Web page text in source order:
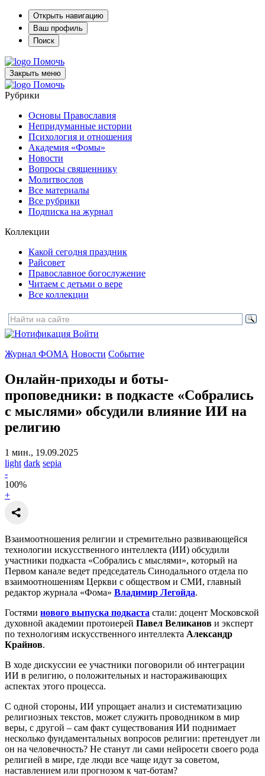
Открыть навигацию
Ваш профиль
Поиск
Помочь
Закрыть меню
Помочь
Рубрики
Основы Православия
Непридуманные истории
Психология и отношения
Академия «Фомы»
Новости
Вопросы священнику
Молитвослов
Все материалы
Все рубрики
Подписка на журнал
Коллекции
Какой сегодня праздник
Райсовет
Православное богослужение
Читаем с детьми о вере
Все коллекции
Войти
Журнал ФОМА Новости Событие
Онлайн-приходы и боты-
проповедники: в подкасте «Собрались
с мыслями» обсудили влияние ИИ на
религию
1 мин., 19.09.2025
light dark sepia
-
100%
+
Взаимоотношения религии и стремительно развивающейся
технологии искусственного интеллекта (ИИ) обсудили
участники подкаста «Собрались с мыслями», который на
Первом канале ведет председатель Синодального отдела по
взаимоотношениям Церкви с обществом и СМИ, главный
редактор журнала «Фома» Владимир Легойда.
Гостями нового выпуска подкаста стали: доцент Московской
духовной академии протоиерей Павел Великанов и эксперт
по технологиям искусственного интеллекта Александр
Крайнов.
В ходе дискуссии ее участники поговорили об интеграции
ИИ в религию, о положительных и настораживающих
аспектах этого процесса.
С одной стороны, ИИ упрощает анализ и систематизацию
религиозных текстов, может служить проводником в мир
веры, с другой – сам факт существования ИИ поднимает
несколько фундаментальных вопросов религии: претендует ли
он на человечность? Не станут ли сами нейросети своего рода
религией в мире, где люди все чаще идут за советом,
наставлением или прогнозом к чат-ботам?